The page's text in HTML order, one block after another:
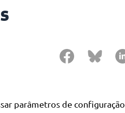
parâmetros de configuração